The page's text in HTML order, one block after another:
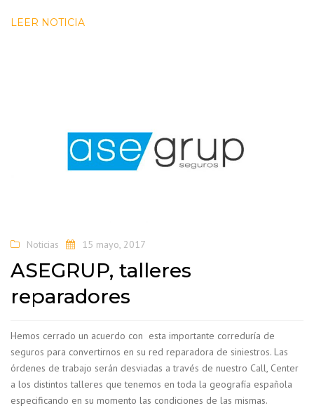
LEER NOTICIA
Noticias 15 mayo, 2017
ASEGRUP, talleres
reparadores
Hemos cerrado un acuerdo con esta importante correduría de
seguros para convertirnos en su red reparadora de siniestros. Las
órdenes de trabajo serán desviadas a través de nuestro Call, Center
a los distintos talleres que tenemos en toda la geografía española
especificando en su momento las condiciones de las mismas.